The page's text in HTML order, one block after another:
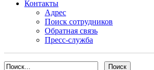
Контакты
Адрес
Поиск сотрудников
Обратная связь
Пресс-служба